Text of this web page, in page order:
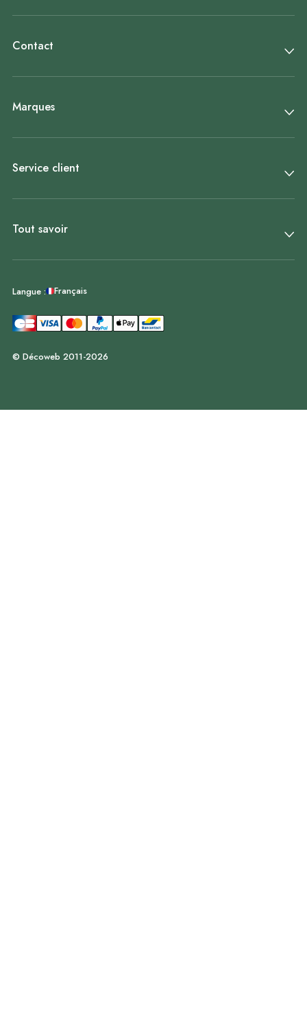
Contact
Marques
Service client
Tout savoir
Langue : Français
© Décoweb 2011-2026